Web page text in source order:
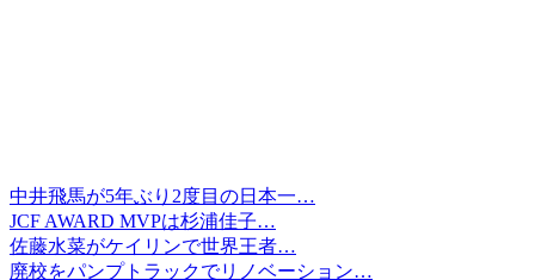
中井飛馬が5年ぶり2度目の日本一…
JCF AWARD MVPは杉浦佳子…
佐藤水菜がケイリンで世界王者…
廃校をパンプトラックでリノベーション…